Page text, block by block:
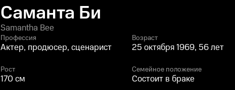
Саманта Би
Samantha Bee
Профессия
Актер, продюсер, сценарист
Возраст
25 октября 1969, 56 лет
Рост
170 см
Семейное положение
Состоит в браке